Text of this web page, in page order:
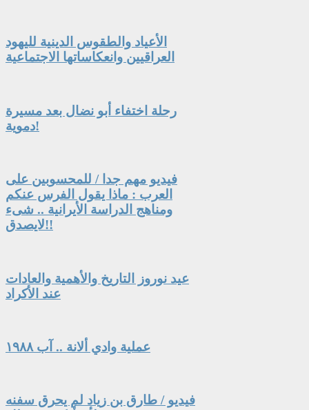
الأعياد والطقوس الدينية لليهود
العراقيين وانعكاساتها الاجتماعية
رحلة اختفاء أبو نضال بعد مسيرة
دموية!
فيديو مهم جدا / للمحسوبين على
العرب : ماذا يقول الفرس عنكم
ومناهج الدراسة الأيرانية .. شىء
لايصدق!!
عيد نوروز التاريخ والأهمية والعادات
عند الأكراد
عملية وادي ألانة .. آب ١٩٨٨
فيديو / طارق بن زياد لم يحرق سفنه